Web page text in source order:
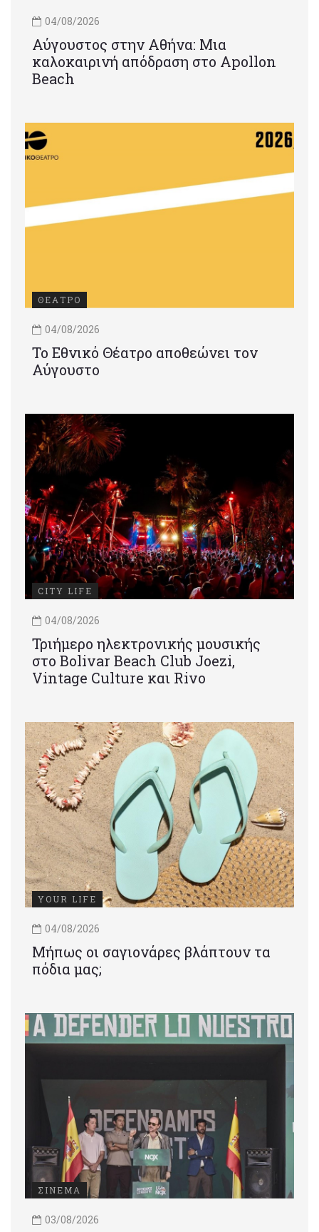
04/08/2026
Αύγουστος στην Αθήνα: Μια
καλοκαιρινή απόδραση στο Apollon
Beach
ΘΕΑΤΡΟ
04/08/2026
Το Εθνικό Θέατρο αποθεώνει τον
Αύγουστο
CITY LIFE
04/08/2026
Τριήμερο ηλεκτρονικής μουσικής
στο Bolivar Beach Club Joezi,
Vintage Culture και Rivo
YOUR LIFE
04/08/2026
Μήπως οι σαγιονάρες βλάπτουν τα
πόδια μας;
ΣΙΝΕΜΑ
03/08/2026